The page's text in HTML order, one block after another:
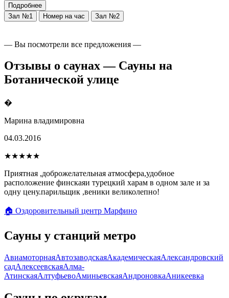
Подробнее
Зал №1
Номер на час Зал №2
— Вы посмотрели все предложения —
Отзывы о саунах — Сауны на
Ботанической улице
�
Марина владимировна
04.03.2016
★★★★★
Приятная ,доброжелательная атмосфера,удобное
расположение финскаяи турецкий харам в одном зале и за
одну цену.парильщик ,веники великолепно!
🏠 Оздоровительный центр Марфино
Сауны у станций метро
АвиамоторнаяАвтозаводскаяАкадемическаяАлександровский
садАлексеевскаяАлма-
АтинскаяАлтуфьевоАминьевскаяАндроновкаАникеевка